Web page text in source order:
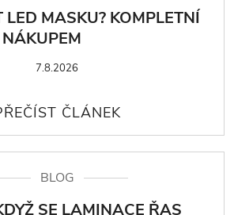
LED MASKU? KOMPLETNÍ
7.8.2026
BLOG
SE LAMINACE ŘAS